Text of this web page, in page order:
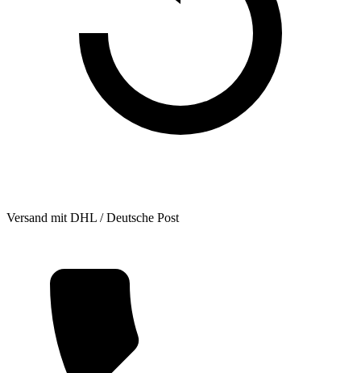
Versand mit DHL / Deutsche Post